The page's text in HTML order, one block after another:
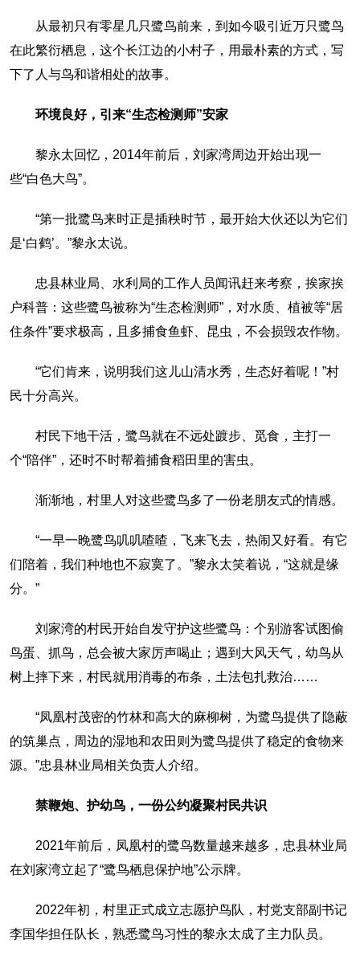
从最初只有零星几只鹭鸟前来，到如今吸引近万只鹭鸟
在此繁衍栖息，这个长江边的小村子，用最朴素的方式，写
下了人与鸟和谐相处的故事。
环境良好，引来“生态检测师”安家
黎永太回忆，2014年前后，刘家湾周边开始出现一
些“白色大鸟”。
“第一批鹭鸟来时正是插秧时节，最开始大伙还以为它们
是‘白鹤’。”黎永太说。
忠县林业局、水利局的工作人员闻讯赶来考察，挨家挨
户科普：这些鹭鸟被称为“生态检测师”，对水质、植被等“居
住条件”要求极高，且多捕食鱼虾、昆虫，不会损毁农作物。
“它们肯来，说明我们这儿山清水秀，生态好着呢！”村
民十分高兴。
村民下地干活，鹭鸟就在不远处踱步、觅食，主打一
个“陪伴”，还时不时帮着捕食稻田里的害虫。
渐渐地，村里人对这些鹭鸟多了一份老朋友式的情感。
“一早一晚鹭鸟叽叽喳喳，飞来飞去，热闹又好看。有它
们陪着，我们种地也不寂寞了。”黎永太笑着说，“这就是缘
分。”
刘家湾的村民开始自发守护这些鹭鸟：个别游客试图偷
鸟蛋、抓鸟，总会被大家厉声喝止；遇到大风天气，幼鸟从
树上摔下来，村民就用消毒的布条，土法包扎救治……
“凤凰村茂密的竹林和高大的麻柳树，为鹭鸟提供了隐蔽
的筑巢点，周边的湿地和农田则为鹭鸟提供了稳定的食物来
源。”忠县林业局相关负责人介绍。
禁鞭炮、护幼鸟，一份公约凝聚村民共识
2021年前后，凤凰村的鹭鸟数量越来越多，忠县林业局
在刘家湾立起了“鹭鸟栖息保护地”公示牌。
2022年初，村里正式成立志愿护鸟队，村党支部副书记
李国华担任队长，熟悉鹭鸟习性的黎永太成了主力队员。